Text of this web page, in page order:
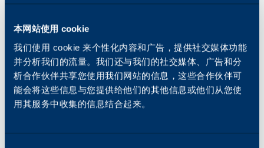
本网站使用 cookie
我们使用 cookie 来个性化内容和广告，提供社交媒体功能
并分析我们的流量。我们还与我们的社交媒体、广告和分
析合作伙伴共享您使用我们网站的信息，这些合作伙伴可
能会将这些信息与您提供给他们的其他信息或他们从您使
用其服务中收集的信息结合起来。
作流程，使您的办公室更有效率和生产力。
作伙伴能够享受更高的利润率、显著的竞争优势
以及根据其特定需求量身定制的方案。通过与实
力雄厚的本地供应商合作，開頓 确保 Arivia 最终
用户获得卓越的服务和支持。
问我们的 "开始 "页面填写咨询表。我们的团队将
审核您提交的信息，并就如何完成注册流程与您
请访问我们的 "可持续发展 "页面，了解更多有关
開頓环保工作的信息。
開頓 如何支持产品回收和报废处理？
開頓 拥有全面的回收计划，鼓励客户回收废旧成
像耗材，包括碳粉盒和鼓组件。我们通过授权合
作伙伴提供便捷的回收方案，并提供资源帮助客
为什么要回收使用过的墨粉盒？
回收碳粉盒以及其他打印机耗材，例如墨盒、鼓
售后市场用品和产品
什么是售后市场供应？